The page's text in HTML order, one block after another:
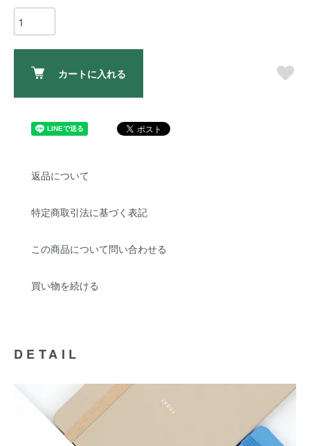
カートに入れる
返品について
特定商取引法に基づく表記
この商品について問い合わせる
買い物を続ける
DETAIL